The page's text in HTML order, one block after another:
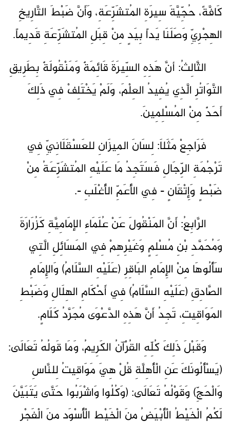
كَافَّةً، حُجِّيَّةَ سِيرَةِ المُتشَرِّعَةِ، وَأَنَّ ضَبْطَ التَّارِيخِ
الهِجْرِيِّ وَصَلَنَا يَداً بِيَدٍ مِنْ قِبَلِ المُتشَرِّعَةِ قَدِيماً.
الثَّالِثُ: أنَّ هَذِهِ السِّيرَةَ قَائِمَةٌ وَمَنْقُولَةٌ بِطَرِيقِ
التَّوَاتُرِ الَّذِي يُفِيدُ العِلْمَ، وَلَمْ يَخْتَلِفْ فِي ذَلِكَ
أَحَدٌ مِنْ المُسْلِمِينَ.
فَرَاجِعْ مَثَلاَ: لِسَانَ المِيزَانِ للعَسْقَلَانِيِّ فِي
تَرْجُمَةِ الرِّجَالِ فَسَتَجِدُ مَا عَلَيْهِ المُتشَرِّعَةُ مِنْ
ضَبْطٍ وَإِتْقَانٍ - فِي الأَعَمِّ الأَغْلَبِ -.
الرَّابِعُ: أَنَّ المَنْقُولَ عَنْ عُلَمَاءِ الإمَامِيَّةِ كَزُرَارَةَ
وَمُحَمَّدِ بْنِ مُسْلِمٍ وَغَيْرِهِمْ فِي المَسَائِلِ الَّتِي
سَأَلُوهَا مِنْ الإِمَامِ البَاقِرِ (عَلَيْهِ السَّلَامُ) وَالإِمَامِ
الصَّادِقِ (عَلَيْهِ السَّلَامُ) فِي أَحْكَامِ الهِلَالِ وَضَبْطِ
المَوَاقِيتِ، تَجِدُ أَنَّ هَذِهِ الدَّعْوَى مُجَرَّدُ كَلَامٍ.
وَقَبْلَ ذَلِكَ كُلِّهِ القُرْآنُ الكَرِيمُ، وَمَا قَولُهُ تَعَالَى:
(يَسْأَلُونَكَ عَنِ الْأَهِلَّةِ قُلْ هِيَ مَوَاقِيتُ لِلنَّاسِ
وَالْحَجِّ) وَقَوْلُهُ تَعَالَى: (وَكُلُوا وَاشْرَبُوا حَتَّى يَتَبَيَّنَ
لَكُمُ الْخَيْطُ الْأَبْيَضُ مِنَ الْخَيْطِ الْأَسْوَدِ مِنَ الْفَجْرِ